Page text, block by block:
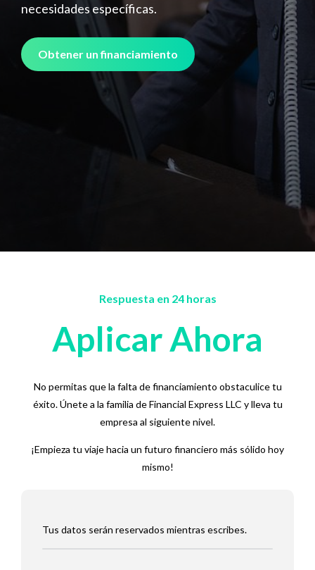
necesidades específicas.
Obtener un financiamiento
Respuesta en 24 horas
Aplicar Ahora
No permitas que la falta de financiamiento obstaculice tu
éxito. Únete a la familia de Financial Express LLC y lleva tu
empresa al siguiente nivel.
¡Empieza tu viaje hacia un futuro financiero más sólido hoy
mismo!
Tus datos serán reservados mientras escribes.